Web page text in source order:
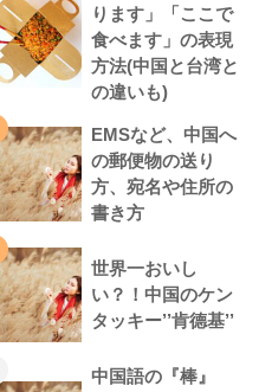
ります」「ここで
食べます」の表現
方法(中国と台湾と
の違いも)
EMSなど、中国へ
の郵便物の送り
方、宛名や住所の
書き方
世界一おいし
い？！中国のケン
タッキー’’肯德基’’
中国語の『棒』